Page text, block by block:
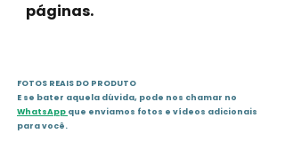
páginas.
FOTOS REAIS DO PRODUTO
E se bater aquela dúvida, pode nos chamar no
WhatsApp que enviamos fotos e vídeos adicionais
para você.